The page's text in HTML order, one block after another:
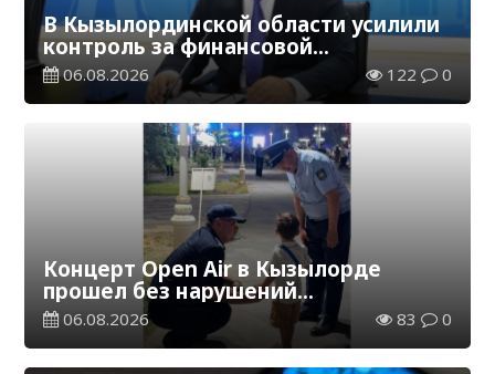
В Кызылординской области усилили
контроль за финансовой
дисциплиной
06.08.2026 122 0
Концерт Open Air в Кызылорде
прошел без нарушений
общественного порядка
06.08.2026 83 0